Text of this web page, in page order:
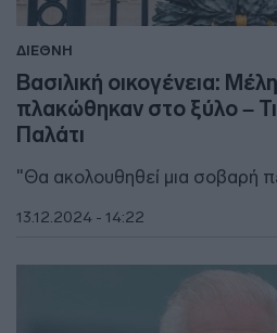
ΔΙΕΘΝΗ
Βασιλική οικογένεια:
πλακώθηκαν στο ξύλο –
Παλάτι
"Θα ακολουθηθεί μια σοβαρή
13.12.2024 - 14:22